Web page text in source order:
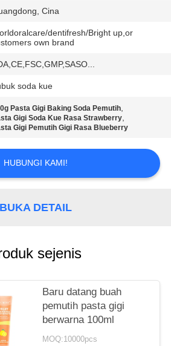
Cina
dentifresh/Bright up,or
own brand
soda kue
Pasta Gigi Baking Soda Pemutih,
Gigi Soda Kue Rasa Strawberry,
Gigi Pemutih Gigi Rasa Blueberry
HUBUNGI KAMI!
BUKA DETAIL
sejenis
Baru datang buah
pemutih pasta gigi
berwarna 100ml
MOQ:10000pcs